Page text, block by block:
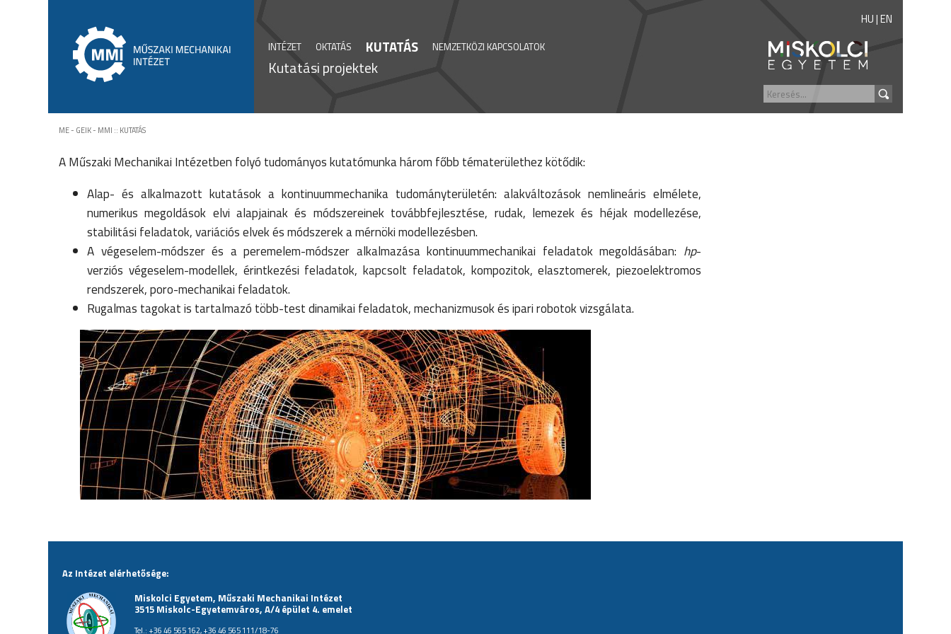
INTÉZET OKTATÁS KUTATÁS NEMZETKÖZI KAPCSOLATOK
Kutatási projektek
HU|EN
ME - GEIK - MMI :: KUTATÁS
A Műszaki Mechanikai Intézetben folyó tudományos kutatómunka három főbb tématerülethez kötődik:
Alap- és alkalmazott kutatások a kontinuummechanika tudományterületén: alakváltozások nemlineáris elmélete,
numerikus megoldások elvi alapjainak és módszereinek továbbfejlesztése, rudak, lemezek és héjak modellezése,
stabilitási feladatok, variációs elvek és módszerek a mérnöki modellezésben.
A végeselem-módszer és a peremelem-módszer alkalmazása kontinuummechanikai feladatok megoldásában: hp-
verziós végeselem-modellek, érintkezési feladatok, kapcsolt feladatok, kompozitok, elasztomerek, piezoelektromos
rendszerek, poro-mechanikai feladatok.
Rugalmas tagokat is tartalmazó több-test dinamikai feladatok, mechanizmusok és ipari robotok vizsgálata.
Az Intézet elérhetősége:
Miskolci Egyetem, Műszaki Mechanikai Intézet
3515 Miskolc-Egyetemváros, A/4 épület 4. emelet
Tel.: +36 46 565 162, +36 46 565 111/18-76